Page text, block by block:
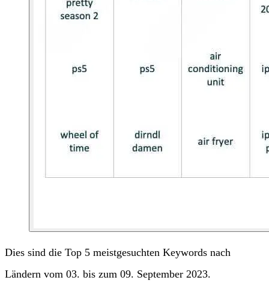
Dies sind die Top 5 meistgesuchten Keywords nach
Ländern vom 03. bis zum 09. September 2023.